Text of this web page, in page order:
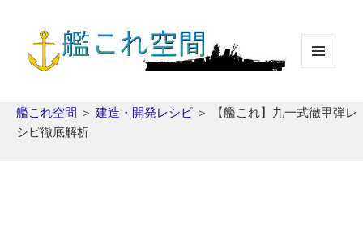
ィジェ
ット
艦これ空間 ＞ 建造・開発レシピ ＞
【艦これ】九一式徹甲弾レ
シピ徹底解析